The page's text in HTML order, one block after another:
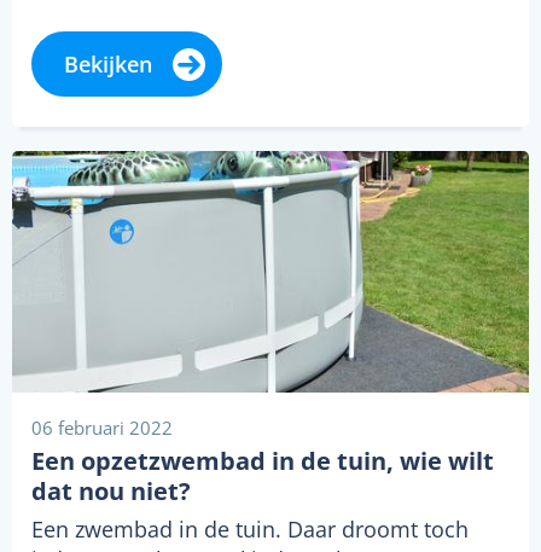
Bekijken
06 februari 2022
Een opzetzwembad in de tuin, wie wilt
dat nou niet?
Een zwembad in de tuin. Daar droomt toch